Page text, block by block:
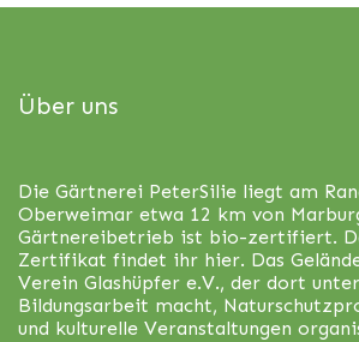
Über uns
Die Gärtnerei PeterSilie liegt am
Oberweimar etwa 12 km von
Gärtnereibetrieb ist bio-zertifiert.
Zertifikat findet ihr hier. Das
Verein Glashüpfer e.V., der dort
Bildungsarbeit macht,
und kulturelle Veranstaltungen